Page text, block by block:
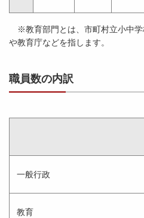
※教育部門とは、市町村立小中学
や教育庁などを指します。
職員数の内訳
一般行政
教育